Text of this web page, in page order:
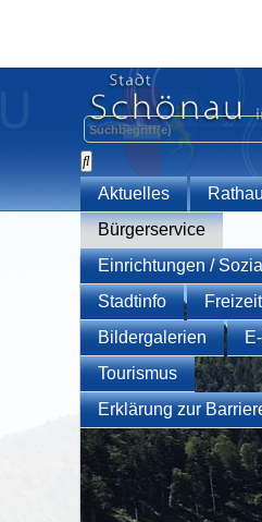
Aktuelles
Bürgerservice
Einrichtungen /
Stadtinfo
Bildergalerien
Tourismus
Erklärung zur